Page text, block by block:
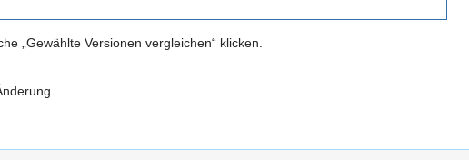
„Gewählte Versionen vergleichen“ klicken.